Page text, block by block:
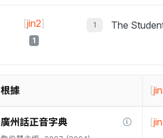
[jin2]
1
The
根據 [
廣州話正音字典 [